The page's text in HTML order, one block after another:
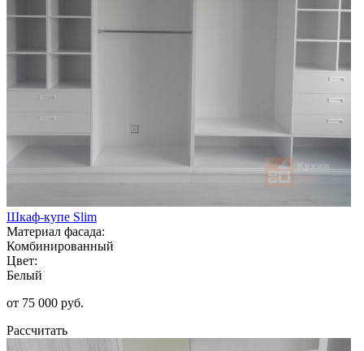
Шкаф-купе Slim
Материал фасада:
Комбинированный
Цвет:
Белый
от 75 000 руб.
Рассчитать